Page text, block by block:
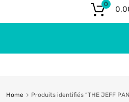
0
Home Produits identifiés “THE JEFF